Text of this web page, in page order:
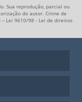
Sua reprodução, parcial ou
do autor. Crime de
– Lei 9610/98 - Lei de direitos